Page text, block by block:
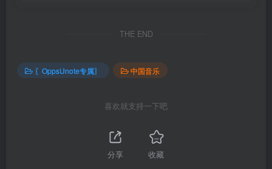
THE END
〖OppsUnote专属〗 中国音乐
喜欢就支持一下吧
分享 收藏